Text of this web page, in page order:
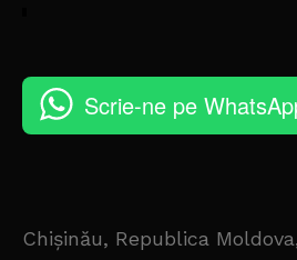
Scrie-ne pe
Chișinău, Republica